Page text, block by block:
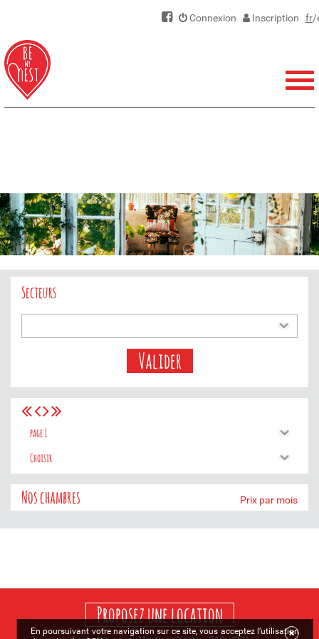
Connexion Inscription fr/
Secteurs
Valider
Nos chambres Prix par mois
Proposez une location
En poursuivant votre navigation sur ce site, vous acceptez l’utilisation